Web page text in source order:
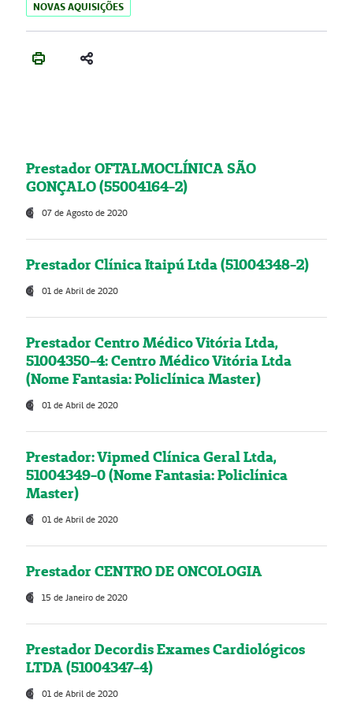
NOVAS AQUISIÇÕES
Prestador OFTALMOCLÍNICA SÃO
GONÇALO (55004164-2)
07 de Agosto de 2020
Prestador Clínica Itaipú Ltda (51004348-2)
01 de Abril de 2020
Prestador Centro Médico Vitória Ltda,
51004350-4: Centro Médico Vitória Ltda
(Nome Fantasia: Policlínica Master)
01 de Abril de 2020
Prestador: Vipmed Clínica Geral Ltda,
51004349-0 (Nome Fantasia: Policlínica
Master)
01 de Abril de 2020
Prestador CENTRO DE ONCOLOGIA
15 de Janeiro de 2020
Prestador Decordis Exames Cardiológicos
LTDA (51004347-4)
01 de Abril de 2020